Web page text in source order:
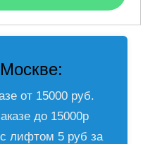
от 15000 руб.
до 15000р
лифтом 5 руб за